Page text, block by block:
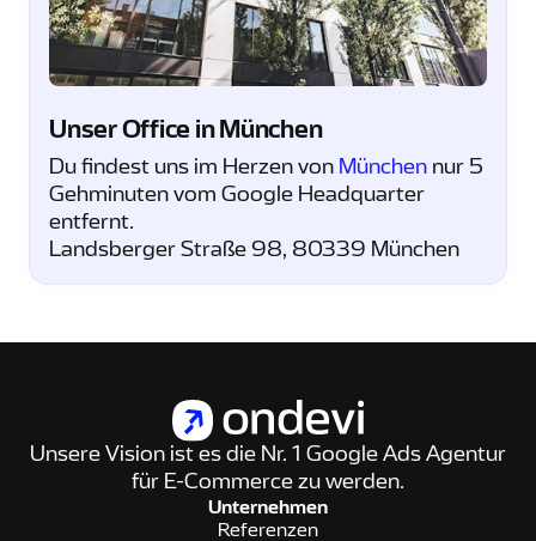
Unser Office in München
Du findest uns im Herzen von München nur 5
Gehminuten vom Google Headquarter
entfernt.
Landsberger Straße 98, 80339 München
Unsere Vision ist es die Nr. 1 Google Ads Agentur
für E-Commerce zu werden.
Unternehmen
Referenzen